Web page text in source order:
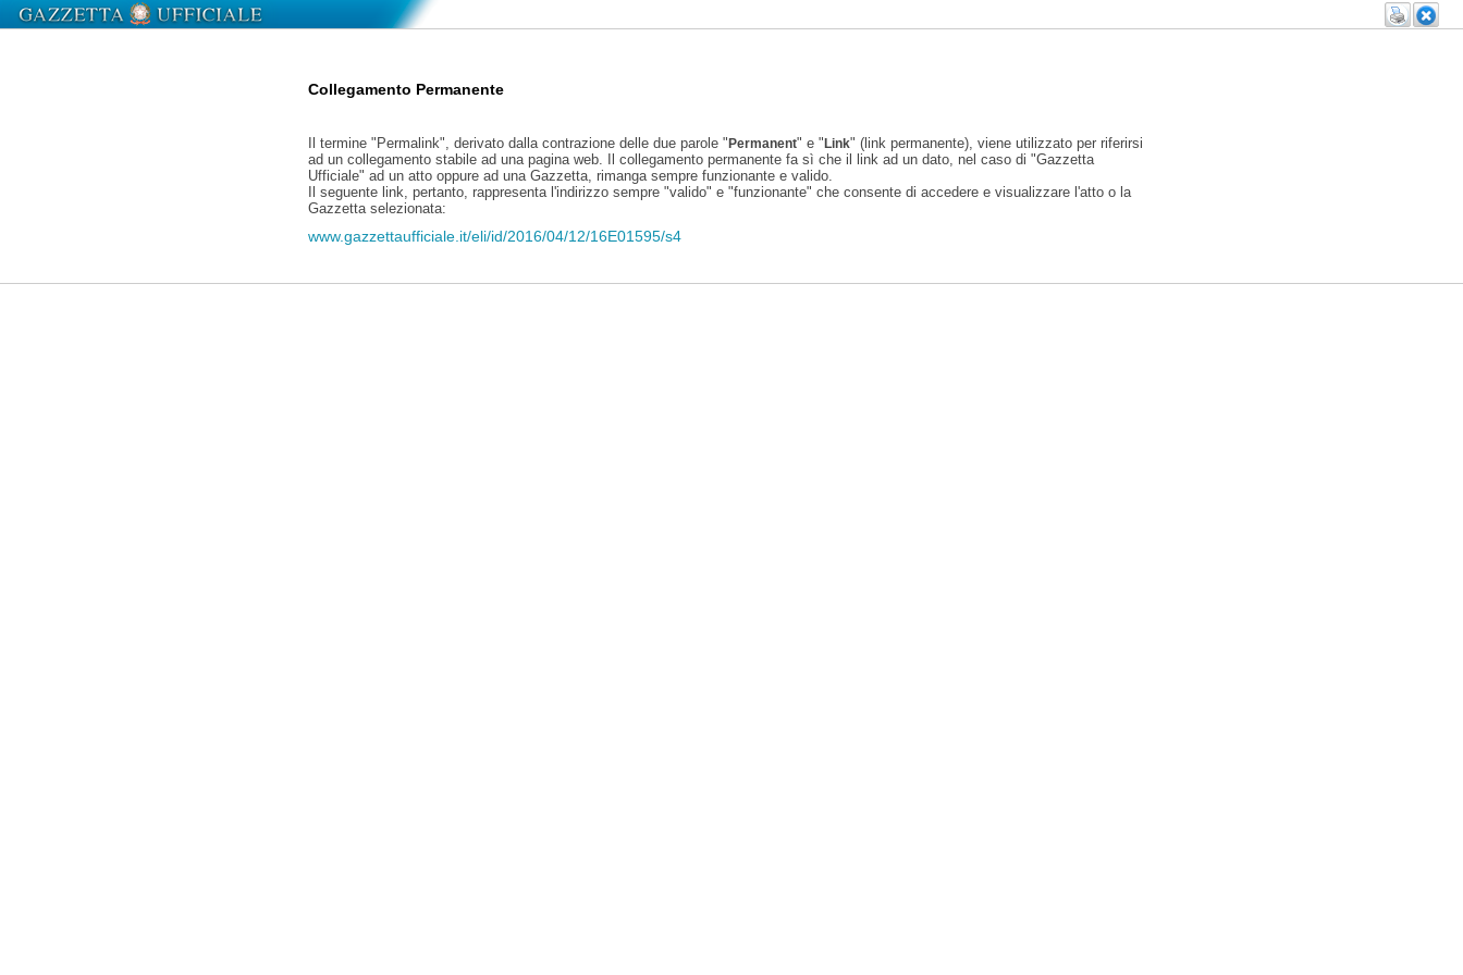
Collegamento Permanente
Il termine "Permalink", derivato dalla contrazione delle due parole "Permanent" e "Link" (link permanente), viene utilizzato per riferirsi
ad un collegamento stabile ad una pagina web. Il collegamento permanente fa sì che il link ad un dato, nel caso di "Gazzetta
Ufficiale" ad un atto oppure ad una Gazzetta, rimanga sempre funzionante e valido.
Il seguente link, pertanto, rappresenta l'indirizzo sempre "valido" e "funzionante" che consente di accedere e visualizzare l'atto o la
Gazzetta selezionata:
www.gazzettaufficiale.it/eli/id/2016/04/12/16E01595/s4